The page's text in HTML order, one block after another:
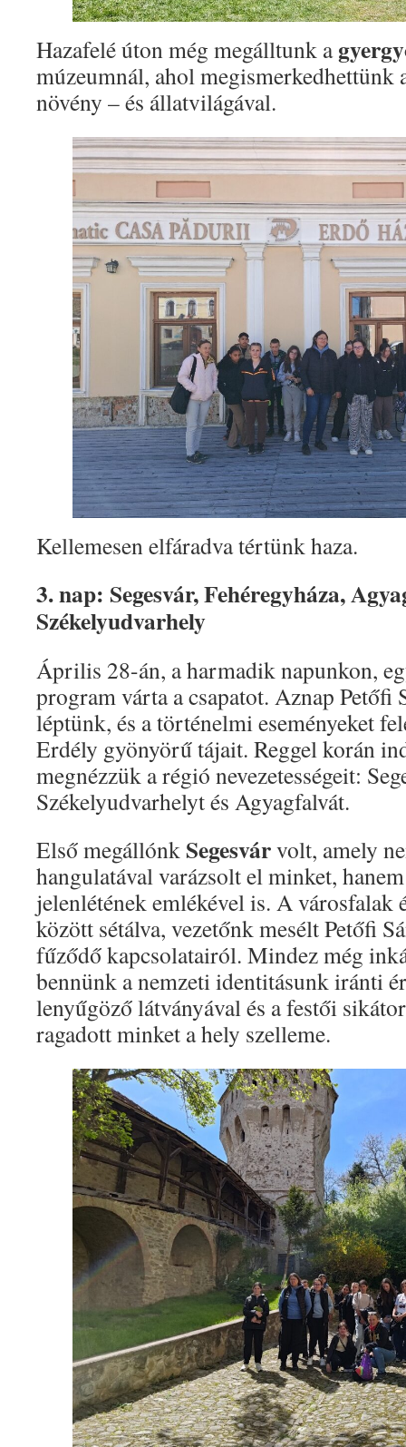
Hazafelé úton még megálltunk a
múzeumnál, ahol megismerkedhettünk
növény – és állatvilágával.
Kellemesen elfáradva tértünk haza.
3. nap: Segesvár, Fehéregyháza,
Székelyudvarhely
Április 28-án, a harmadik napunkon,
program várta a csapatot. Aznap Petőfi
léptünk, és a történelmi eseményeket
Erdély gyönyörű tájait. Reggel korán
megnézzük a régió nevezetességeit:
Székelyudvarhelyt és Agyagfalvát.
Első megállónk Segesvárvolt, amely
hangulatával varázsolt el minket,
jelenlétének emlékével is. A városfalak
között sétálva, vezetőnk mesélt Petőfi
fűződő kapcsolatairól. Mindez még
bennünk a nemzeti identitásunk iránti
lenyűgöző látványával és a festői
ragadott minket a hely szelleme.